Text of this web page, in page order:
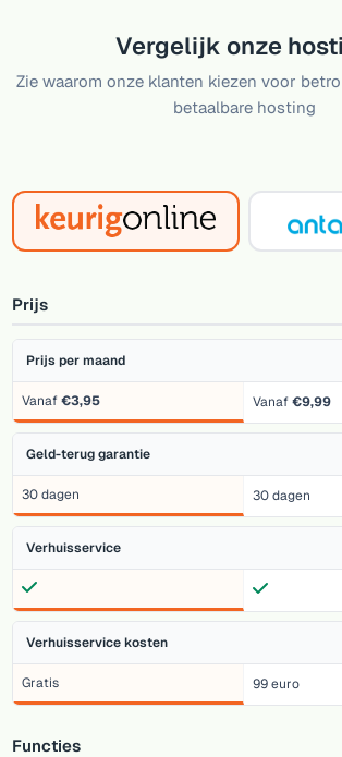
Vergelijk onze
Zie waarom onze klanten kiezen voor
betaalbare hosting
Prijs
Prijs per maand
Vanaf€3,95 Vanaf€9,99
Geld-terug garantie
30 dagen 30 dagen
Verhuisservice
Verhuisservice kosten
Gratis 99 euro
Functies